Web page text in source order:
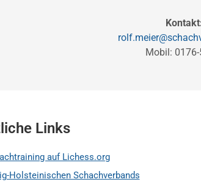
Mobil:
Links
auf Lichess.org
Holsteinischen Schachverbands